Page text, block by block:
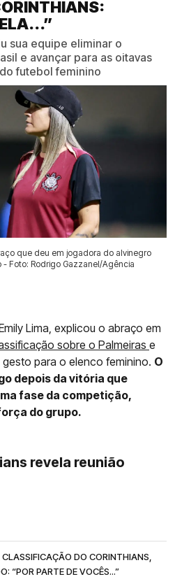
sua equipe eliminar o
e avançar para as oitavas
futebol feminino
que deu em jogadora do alvinegro
Foto: Rodrigo Gazzanel/Agência
Lima, explicou o abraço em
sobre o Palmeiras e
para o elenco feminino. O
depois da vitória que
fase da competição,
do grupo.
revela reunião
DO CORINTHIANS,
“POR PARTE DE VOCÊS...”